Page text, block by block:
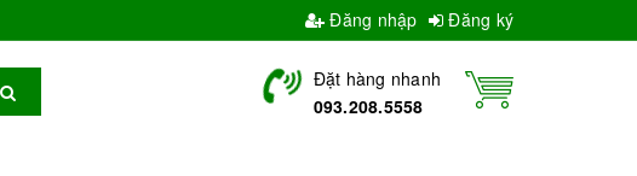
Đăng nhập Đăng ký
Đặt hàng nhanh
093.208.5558